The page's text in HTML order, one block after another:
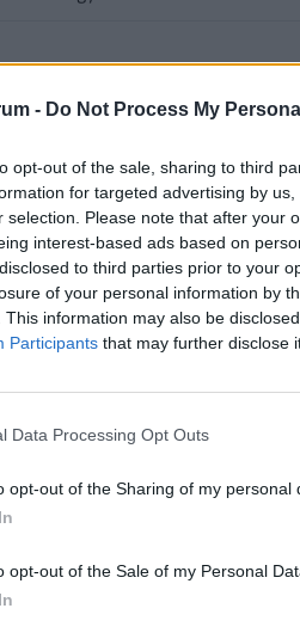
- Do Not Process My
opt-out of the sale, sharing to third
for targeted advertising by
selection. Please note that after your
interest-based ads based on
to third parties prior to your
of your personal information by
This information may also be
Participants that may further disclose
Data Processing Opt Outs
opt-out of the Sharing of my personal
opt-out of the Sale of my Personal
a fürdési tilalmat,